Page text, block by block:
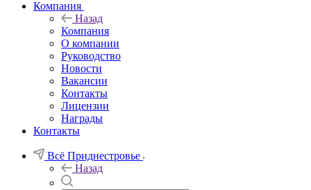
Компания
Назад
Компания
О компании
Руководство
Новости
Вакансии
Контакты
Лицензии
Награды
Контакты
Всё Приднестровье
Назад